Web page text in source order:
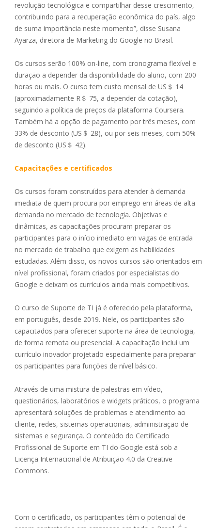
revolução tecnológica e compartilhar desse crescimento,
contribuindo para a recuperação econômica do país, algo
de suma importância neste momento”, disse Susana
Ayarza, diretora de Marketing do Google no Brasil.
Os cursos serão 100% on-line, com cronograma flexível e
duração a depender da disponibilidade do aluno, com 200
horas ou mais. O curso tem custo mensal de US＄ 14
(aproximadamente R＄ 75, a depender da cotação),
seguindo a política de preços da plataforma Coursera.
Também há a opção de pagamento por três meses, com
33% de desconto (US＄ 28), ou por seis meses, com 50%
de desconto (US＄ 42).
Capacitações e certificados
Os cursos foram construídos para atender à demanda
imediata de quem procura por emprego em áreas de alta
demanda no mercado de tecnologia. Objetivas e
dinâmicas, as capacitações procuram preparar os
participantes para o início imediato em vagas de entrada
no mercado de trabalho que exigem as habilidades
estudadas. Além disso, os novos cursos são orientados em
nível profissional, foram criados por especialistas do
Google e deixam os currículos ainda mais competitivos.
O curso de Suporte de TI já é oferecido pela plataforma,
em português, desde 2019. Nele, os participantes são
capacitados para oferecer suporte na área de tecnologia,
de forma remota ou presencial. A capacitação inclui um
currículo inovador projetado especialmente para preparar
os participantes para funções de nível básico.
Através de uma mistura de palestras em vídeo,
questionários, laboratórios e widgets práticos, o programa
apresentará soluções de problemas e atendimento ao
cliente, redes, sistemas operacionais, administração de
sistemas e segurança. O conteúdo do Certificado
Profissional de Suporte em TI do Google está sob a
Licença Internacional de Atribuição 4.0 da Creative
Commons.
Com o certificado, os participantes têm o potencial de